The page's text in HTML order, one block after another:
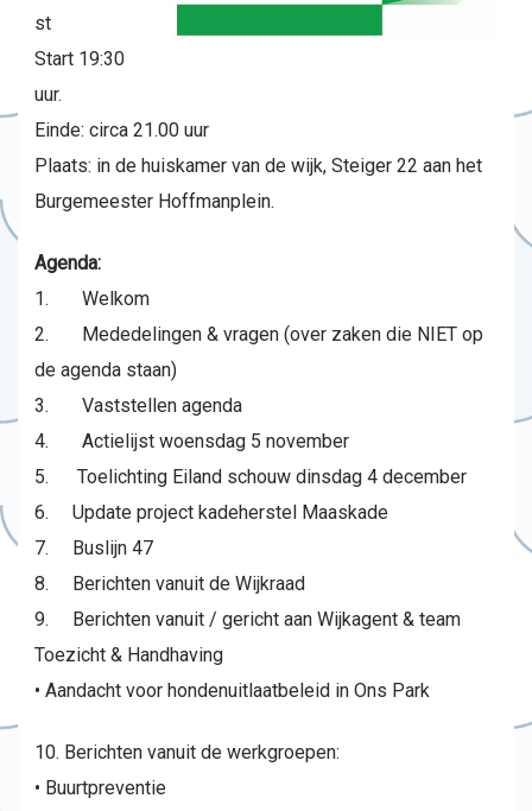
st
Start 19:30
uur.
Einde: circa 21.00 uur
Plaats: in de huiskamer van de wijk, Steiger 22 aan het
Burgemeester Hoffmanplein.
Agenda:
1. Welkom
2. Mededelingen & vragen (over zaken die NIET op
de agenda staan)
3. Vaststellen agenda
4. Actielijst woensdag 5 november
5. Toelichting Eiland schouw dinsdag 4 december
6. Update project kadeherstel Maaskade
7. Buslijn 47
8. Berichten vanuit de Wijkraad
9. Berichten vanuit / gericht aan Wijkagent & team
Toezicht & Handhaving
• Aandacht voor hondenuitlaatbeleid in Ons Park
10. Berichten vanuit de werkgroepen:
• Buurtpreventie